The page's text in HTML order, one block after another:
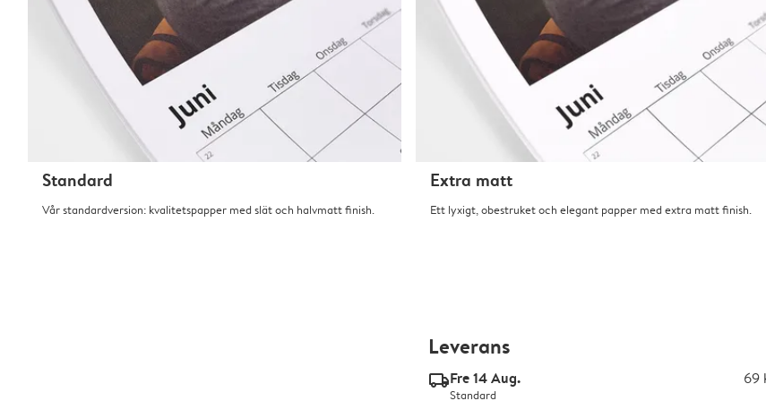
Standard
Vår standardversion: kvalitetspapper med slät och halvmatt finish.
Extra matt
Ett lyxigt, obestruket och elegant papper med extra matt finish.
Leverans
delivery_standard_v2Fre 14 Aug. 69
Standard